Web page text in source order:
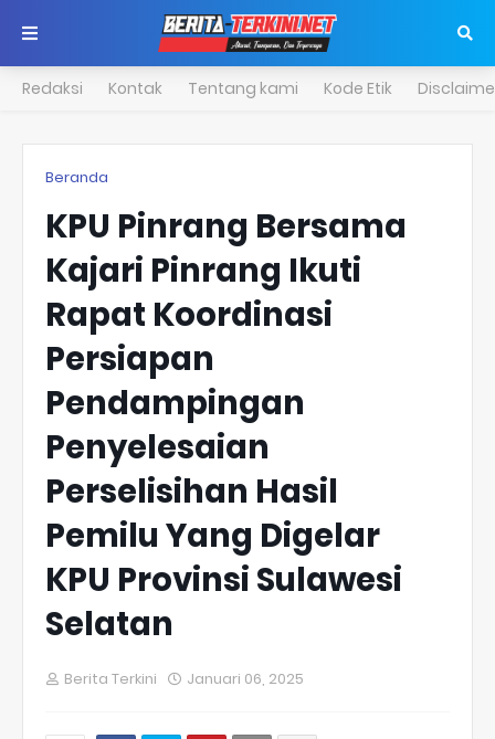
Redaksi Kontak Tentang kami Kode Etik
Beranda
KPU Pinrang Bersama
Kajari Pinrang Ikuti
Rapat Koordinasi
Persiapan
Pendampingan
Penyelesaian
Perselisihan Hasil
Pemilu Yang Digelar
KPU Provinsi Sulawesi
Selatan
Berita Terkini Januari 06, 2025